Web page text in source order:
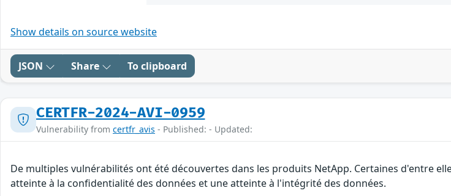
Show details on source website
JSON Share To clipboard
CERTFR-2024-AVI-0959
Vulnerability from certfr_avis - Published: - Updated:
De multiples vulnérabilités ont été découvertes dans les produits NetApp. Certaines d'entre
atteinte à la confidentialité des données et une atteinte à l'intégrité des données.